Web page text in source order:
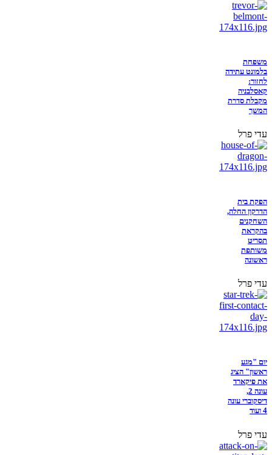
משפחת
בלמונט עתידה
לחזור:
קאסלבניה
מקבלת סדרת
המשך
עדי פרל
הפקת בית
הדרקון החלה,
השחקנים
בהקראת
תסריט
משותפת
ראשונה
עדי פרל
יום "מגע
ראשון" הציג
את פיקארד
עונה 2,
דיסקוברי עונה
4 ועוד
עדי פרל